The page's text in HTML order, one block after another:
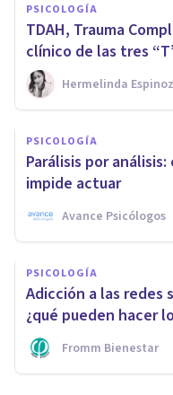
PSICOLOGÍA
TDAH, Trauma
clínico de las tres
Hermelinda
PSICOLOGÍA
Parálisis por
impide actuar
Avance Psicólogos
PSICOLOGÍA
Adicción a las redes
¿qué pueden hacer
Fromm Bienestar